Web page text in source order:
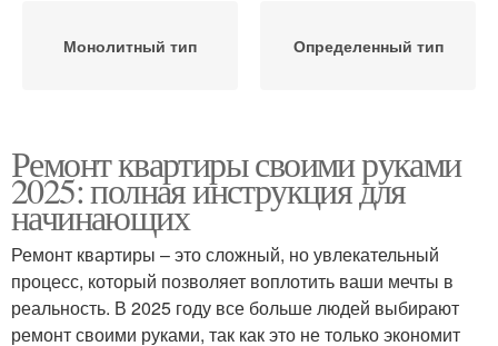
Монолитный тип Определенный тип
Ремонт квартиры своими руками
2025: полная инструкция для
начинающих
Ремонт квартиры – это сложный, но увлекательный
процесс, который позволяет воплотить ваши мечты в
реальность. В 2025 году все больше людей выбирают
ремонт своими руками, так как это не только экономит